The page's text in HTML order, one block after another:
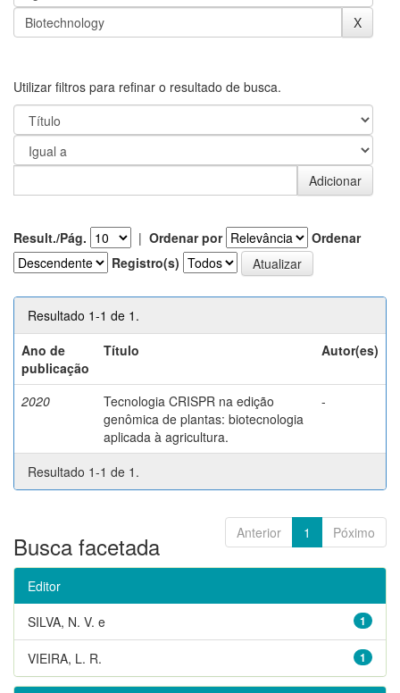
Utilizar filtros para refinar o resultado de busca.
Result./Pág. | Ordenar por
Ordenar
Registro(s)
Resultado 1-1 de 1.
Ano de
publicação
Título Autor(es)
2020
Tecnologia CRISPR na edição
genômica de plantas: biotecnologia
aplicada à agricultura.
-
Resultado 1-1 de 1.
Anterior 1 Póximo
Busca facetada
Editor
1
SILVA, N. V. e
1
VIEIRA, L. R.